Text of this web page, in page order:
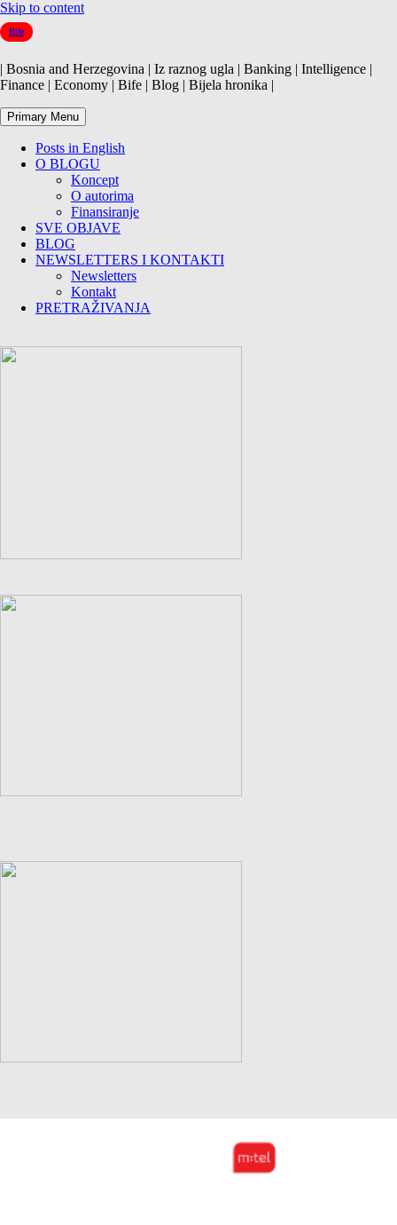
Skip to content
Bife
| Bosnia and Herzegovina | Iz raznog ugla | Banking | Intelligence |
Finance | Economy | Bife | Blog | Bijela hronika |
Primary Menu
Posts in English
O BLOGU
Koncept
O autorima
Finansiranje
SVE OBJAVE
BLOG
NEWSLETTERS I KONTAKTI
Newsletters
Kontakt
PRETRAŽIVANJA